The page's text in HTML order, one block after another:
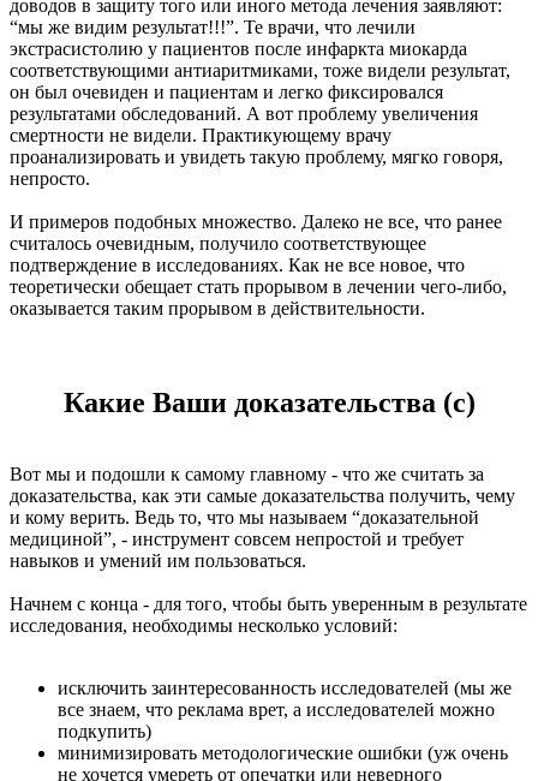
доводов в защиту того или иного метода лечения заявляют:
“мы же видим результат!!!”. Те врачи, что лечили
экстрасистолию у пациентов после инфаркта миокарда
соответствующими антиаритмиками, тоже видели результат,
он был очевиден и пациентам и легко фиксировался
результатами обследований. А вот проблему увеличения
смертности не видели. Практикующему врачу
проанализировать и увидеть такую проблему, мягко говоря,
непросто.
И примеров подобных множество. Далеко не все, что ранее
считалось очевидным, получило соответствующее
подтверждение в исследованиях. Как не все новое, что
теоретически обещает стать прорывом в лечении чего-либо,
оказывается таким прорывом в действительности.
Какие Ваши доказательства (с)
Вот мы и подошли к самому главному - что же считать за
доказательства, как эти самые доказательства получить, чему
и кому верить. Ведь то, что мы называем “доказательной
медициной”, - инструмент совсем непростой и требует
навыков и умений им пользоваться.
Начнем с конца - для того, чтобы быть уверенным в результате
исследования, необходимы несколько условий:
исключить заинтересованность исследователей (мы же
все знаем, что реклама врет, а исследователей можно
подкупить)
минимизировать методологические ошибки (уж очень
не хочется умереть от опечатки или неверного